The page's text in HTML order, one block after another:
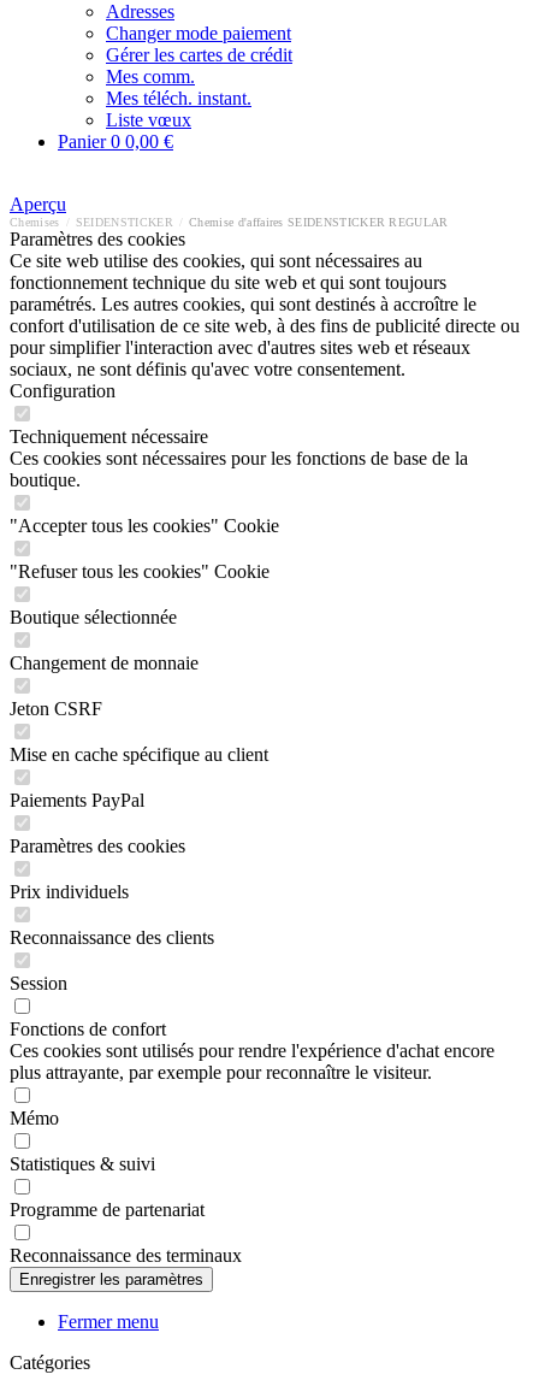
Adresses
Changer mode paiement
Gérer les cartes de crédit
Mes comm.
Mes téléch. instant.
Liste vœux
Panier0 0,00 €
Aperçu
Chemises SEIDENSTICKER Chemise d'affaires SEIDENSTICKER REGULAR
Paramètres des cookies
Ce site web utilise des cookies, qui sont nécessaires au
fonctionnement technique du site web et qui sont toujours
paramétrés. Les autres cookies, qui sont destinés à accroître le
confort d'utilisation de ce site web, à des fins de publicité directe ou
pour simplifier l'interaction avec d'autres sites web et réseaux
sociaux, ne sont définis qu'avec votre consentement.
Configuration
Techniquement nécessaire
Ces cookies sont nécessaires pour les fonctions de base de la
boutique.
"Accepter tous les cookies" Cookie
"Refuser tous les cookies" Cookie
Boutique sélectionnée
Changement de monnaie
Jeton CSRF
Mise en cache spécifique au client
Paiements PayPal
Paramètres des cookies
Prix individuels
Reconnaissance des clients
Session
Fonctions de confort
Ces cookies sont utilisés pour rendre l'expérience d'achat encore
plus attrayante, par exemple pour reconnaître le visiteur.
Mémo
Statistiques & suivi
Programme de partenariat
Reconnaissance des terminaux
Fermer menu
Catégories